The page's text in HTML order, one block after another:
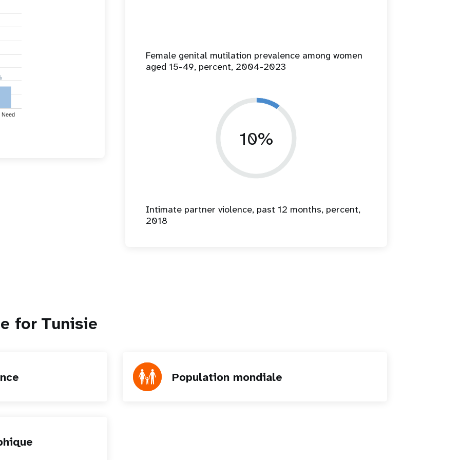
Need
Female genital mutilation prevalence among women
aged 15-49, percent, 2004-2023
10%
Intimate partner violence, past 12 months, percent,
2018
for Tunisie
Population mondiale